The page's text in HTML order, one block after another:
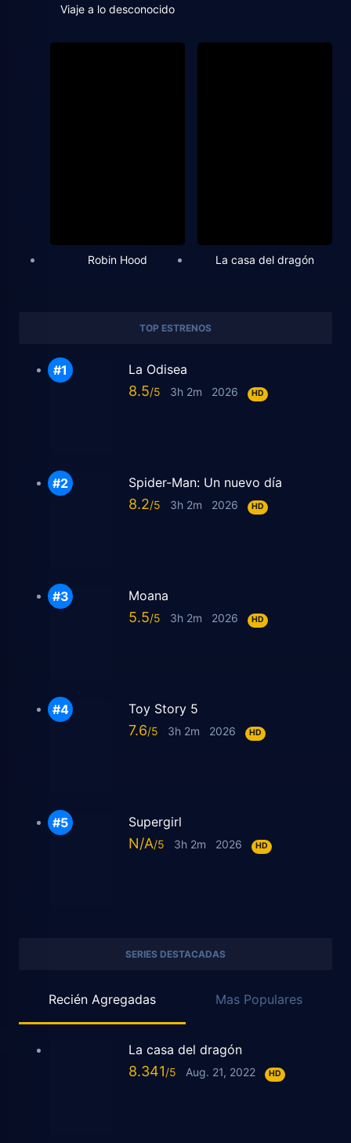
Viaje a lo desconocido
Robin Hood La casa del dragón
TOP ESTRENOS
La Odisea
8.5 3h 2m 2026 HD
Spider-Man: Un nuevo día
8.2 3h 2m 2026 HD
Moana
5.5 3h 2m 2026 HD
Toy Story 5
7.6 3h 2m 2026 HD
Supergirl
N/A 3h 2m 2026 HD
SERIES DESTACADAS
Recién Agregadas Mas Populares
La casa del dragón
8.341 Aug. 21, 2022 HD